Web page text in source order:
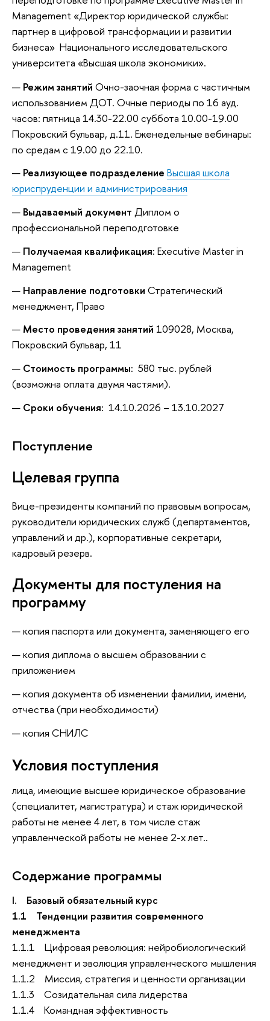
Management «Директор юридической службы:
партнер в цифровой трансформации и развитии
бизнеса» Национального исследовательского
университета «Высшая школа экономики».
Режим занятий Очно-заочная форма с частичным
использованием ДОТ. Очные периоды по 16 ауд.
часов: пятница 14.30-22.00 суббота 10.00-19.00
Покровский бульвар, д.11. Еженедельные вебинары:
по средам с 19.00 до 22.10.
Реализующее подразделение Высшая школа
юриспруденции и администрирования
Выдаваемый документ Диплом о
профессиональной переподготовке
Получаемая квалификация: Executive Master in
Management
Направление подготовки Стратегический
менеджмент, Право
Место проведения занятий 109028, Москва,
Покровский бульвар, 11
Стоимость программы: 580 тыс. рублей
(возможна оплата двумя частями).
Сроки обучения: 14.10.2026 – 13.10.2027
Поступление
Целевая группа
Вице-президенты компаний по правовым вопросам,
руководители юридических служб (департаментов,
управлений и др.), корпоративные секретари,
кадровый резерв.
Документы для постуления на
программу
копия паспорта или документа, заменяющего его
копия диплома о высшем образовании с
приложением
копия документа об изменении фамилии, имени,
отчества (при необходимости)
копия СНИЛС
Условия поступления
лица, имеющие высшее юридическое образование
(специалитет, магистратура) и стаж юридической
работы не менее 4 лет, в том числе стаж
управленческой работы не менее 2-х лет..
Содержание программы
I. Базовый обязательный курс
1.1 Тенденции развития современного
менеджмента
1.1.1 Цифровая революция: нейробиологический
менеджмент и эволюция управленческого мышления
1.1.2 Миссия, стратегия и ценности организации
1.1.3 Созидательная сила лидерства
1.1.4 Командная эффективность